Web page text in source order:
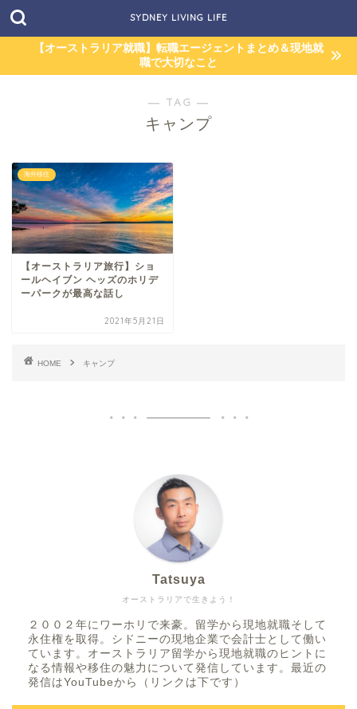
SYDNEY LIVING LIFE
【オーストラリア就職】転職エージェントまとめ＆現地就
職で大切なこと
― TAG ―
キャンプ
海外移住
【オーストラリア旅行】ショ
ールヘイブン ヘッズのホリデ
ーパークが最高な話し
2021年5月21日
HOME キャンプ
オーストラリアで生きよう！
Tatsuya
２００２年にワーホリで来豪。留学から現地就職そして
永住権を取得。シドニーの現地企業で会計士として働い
ています。オーストラリア留学から現地就職のヒントに
なる情報や移住の魅力について発信しています。最近の
発信はYouTubeから（リンクは下です）